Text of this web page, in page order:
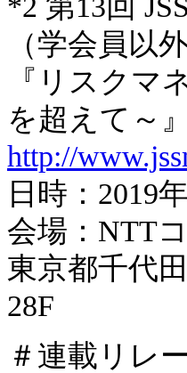
*2 第13回
（学会員以
『リスクマ
を超えて～』
http://
日時：2019
会場：NTT
東京都千代
28F
＃連載リレ